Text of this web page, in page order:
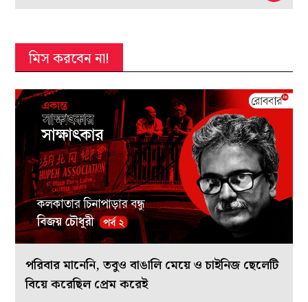
মিস করবেন না!
পরিবার মানেনি, তবুও বাঙালি মেয়ে ও চাইনিজ ছেলেটি
বিয়ে করেছিল প্রেম করেই